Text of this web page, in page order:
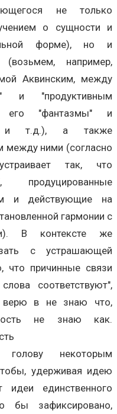
не только
о сущности и
форме), но и
(возьмем, например,
Аквинским, между
и "продуктивным
его "фантазмы" и
и т.д.), а также
между ними (согласно
так, что
продуцированные
и действующие на
гармонии с
В контексте же
с устрашающей
что причинные связи
соответствуют",
верю в не знаю что,
не знаю как.
некоторым
удерживая идею
идеи единственного
бы зафиксировано,